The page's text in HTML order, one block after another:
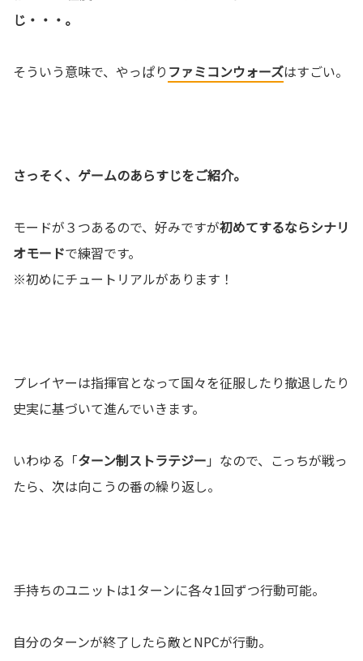
じ・・・。
そういう意味で、やっぱり ファミコンウォーズはすごい。
さっそく、ゲームのあらすじをご紹介。
モードが３つあるので、好みですが初めてするならシナリ
オモードで練習です。
※初めにチュートリアルがあります！
プレイヤーは指揮官となって国々を征服したり撤退したり
史実に基づいて進んでいきます。
いわゆる「ターン制ストラテジー 」なので、こっちが戦っ
たら、次は向こうの番の繰り返し。
手持ちのユニットは1ターンに各々1回ずつ行動可能。
自分のターンが終了したら敵とNPCが行動。